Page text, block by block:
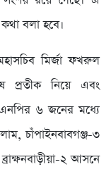
বলা হবে।
মির্জা ফখরুল
নিয়ে এবং
৬ জনের মধ্যে
চাঁপাইনবাবগঞ্জ-৩
২ আসনে